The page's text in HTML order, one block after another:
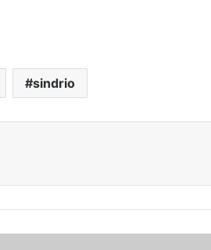
sindrio